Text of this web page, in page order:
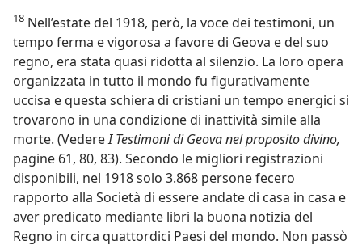
18 Nell’estate del 1918, però, la voce dei testimoni, un
tempo ferma e vigorosa a favore di Geova e del suo
regno, era stata quasi ridotta al silenzio. La loro opera
organizzata in tutto il mondo fu figurativamente
uccisa e questa schiera di cristiani un tempo energici si
trovarono in una condizione di inattività simile alla
morte. (VedereI Testimoni di Geova nel proposito divino,
pagine 61, 80, 83). Secondo le migliori registrazioni
disponibili, nel 1918 solo 3.868 persone fecero
rapporto alla Società di essere andate di casa in casa e
aver predicato mediante libri la buona notizia del
Regno in circa quattordici Paesi del mondo. Non passò